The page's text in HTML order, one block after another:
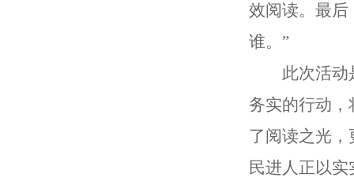
效阅读。最后
谁。”
此次活动
务实的行动，
了阅读之光
民进人正以